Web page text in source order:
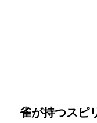
雀が持つスピ